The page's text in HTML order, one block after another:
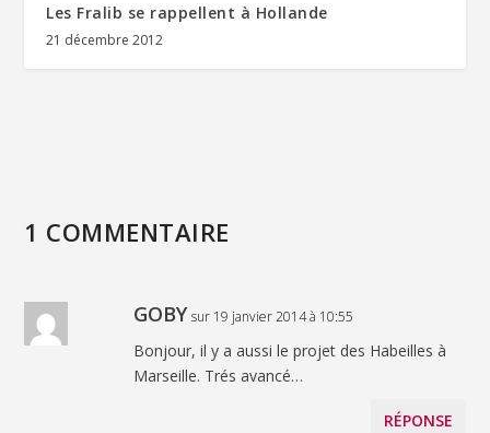
Les Fralib se rappellent à Hollande
21 décembre 2012
1 COMMENTAIRE
GOBY sur 19 janvier 2014 à 10:55
Bonjour, il y a aussi le projet des Habeilles à
Marseille. Trés avancé…
RÉPONSE